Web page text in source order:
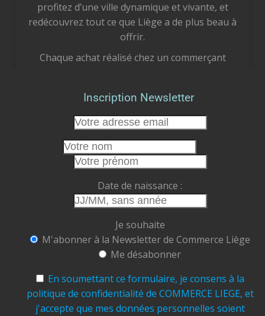
profitez d’une ville dynamique et vivante, et
redécouvrez tout ce que Liège a de plus beau à
offrir.
Chaque achat réalisé chez un commerçant
des hommes passionnés, vous préservez des
emplois et vous participez à faire vivre le cœur
de notre cité.
Cet été, faisons le choix de la proximité.
Faisons vivre nos commerces.
Faisons rayonner Liège.
Commerce Liège ASBL
Ensemble, soutenons, valorisons et faisons
grandir notre ville.
#CommerceLiège #AchetezLocal #Liège
#CommerçantsLiégeois#CentreVille
#TramDeLiège #Terrasses#ÉtéÀLiège
#ConsommerLocal #FaitesVivreLiège
Inscription Newsletter
Date de naissance :
Je souhaite
M'abonner à la Newsletter de Commerce Liège
Me désabonner
En soumettant ce formulaire, je consens à la
politique de confidentialité de COMMERCE LIEGE, et
j'accepte que mes données personnelles soient